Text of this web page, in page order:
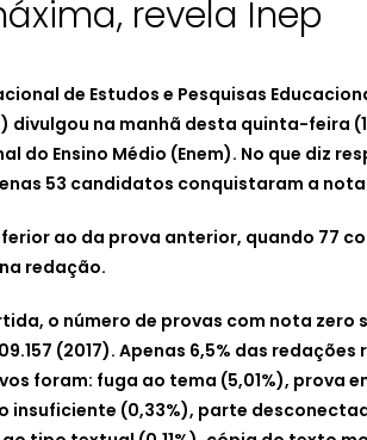
revela Inep
de Estudos e Pesquisas
divulgou na manhã desta quinta-feira
do Ensino Médio (Enem). No que diz
53 candidatos conquistaram a
ao da prova anterior, quando 77
redação.
o número de provas com nota zero
(2017). Apenas 6,5% das
foram: fuga ao tema (5,01%), prova
insuficiente (0,33%), parte